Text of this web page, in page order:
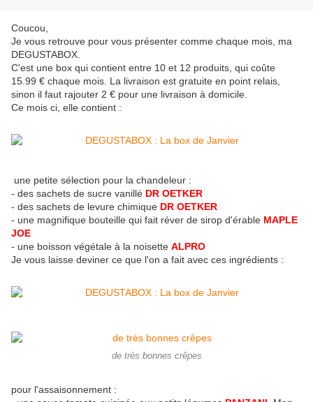
Coucou,
Je vous retrouve pour vous présenter comme chaque mois, ma
DEGUSTABOX.
C'est une box qui contient entre 10 et 12 produits, qui coûte
15.99 € chaque mois. La livraison est gratuite en point relais,
sinon il faut rajouter 2 € pour une livraison à domicile.
Ce mois ci, elle contient :
une petite sélection pour la chandeleur :
- des sachets de sucre vanillé DR OETKER
- des sachets de levure chimique DR OETKER
- une magnifique bouteille qui fait réver de sirop d'érable MAPLE
JOE
- une boisson végétale à la noisette ALPRO
Je vous laisse deviner ce que l'on a fait avec ces ingrédients :
de très bonnes crêpes
pour l'assaisonnement :